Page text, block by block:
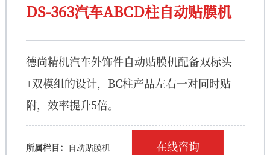
DS-363汽车ABCD柱自动贴膜机
德尚精机汽车外饰件自动贴膜机配备双标头
+双模组的设计，BC柱产品左右一对同时贴
附，效率提升5倍。
所属栏目： 自动贴膜机 在线咨询